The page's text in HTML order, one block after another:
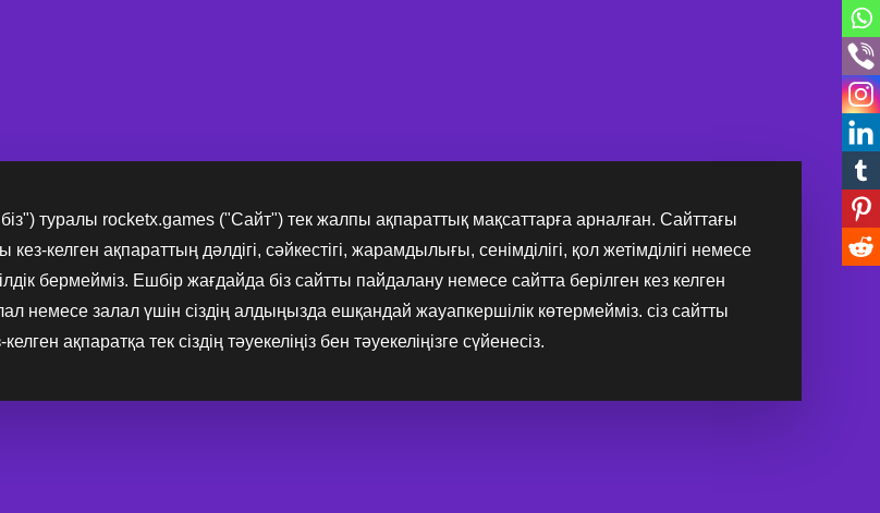
туралы rocketx.games ("Сайт") тек жалпы ақпараттық мақсаттарға арналған. Сайттағы
келген ақпараттың дәлдігі, сәйкестігі, жарамдылығы, сенімділігі, қол жетімділігі немесе
бермейміз. Ешбір жағдайда біз сайтты пайдалану немесе сайтта берілген кез келген
немесе залал үшін сіздің алдыңызда ешқандай жауапкершілік көтермейміз. сіз сайтты
ақпаратқа тек сіздің тәуекеліңіз бен тәуекеліңізге сүйенесіз.